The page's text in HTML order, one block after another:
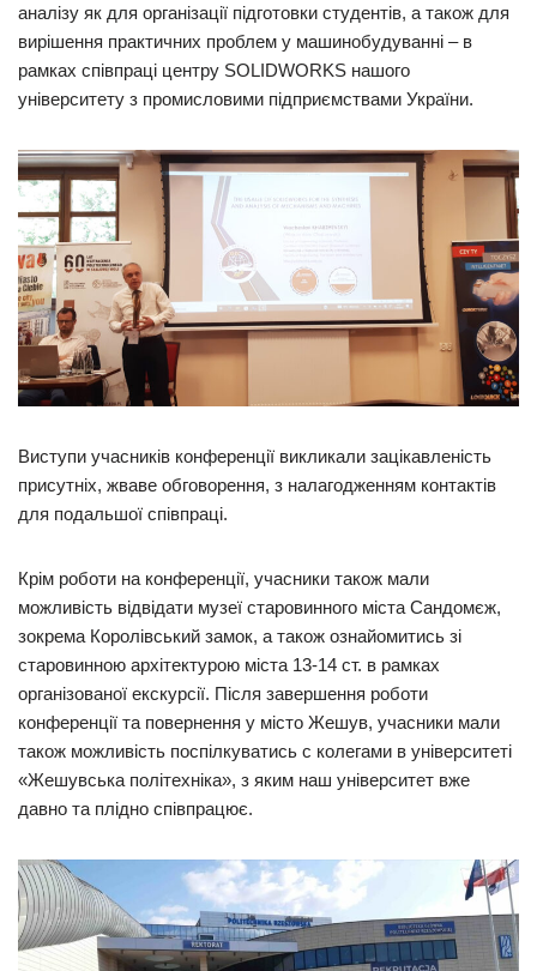
аналізу як для організації підготовки студентів, а також для
вирішення практичних проблем у машинобудуванні – в
рамках співпраці центру SOLIDWORKS нашого
університету з промисловими підприємствами України.
Виступи учасників конференції викликали зацікавленість
присутніх, жваве обговорення, з налагодженням контактів
для подальшої співпраці.
Крім роботи на конференції, учасники також мали
можливість відвідати музеї старовинного міста Сандомєж,
зокрема Королівський замок, а також ознайомитись зі
старовинною архітектурою міста 13-14 ст. в рамках
організованої екскурсії. Після завершення роботи
конференції та повернення у місто Жешув, учасники мали
також можливість поспілкуватись с колегами в університеті
«Жешувська політехніка», з яким наш університет вже
давно та плідно співпрацює.